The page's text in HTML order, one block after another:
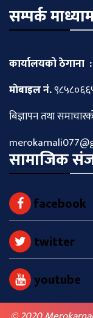
सम्पर्क
कार्यालयको ठेगाना
माेबाइल नं.
बिज्ञापन तथा
सामाजिक
facebook
twitter
youtube